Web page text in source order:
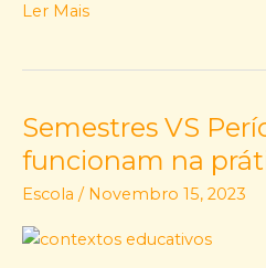
Ler Mais
Semestres VS
funcionam na
Escola / Novembro 15, 2023
Semestres
VS
Períodos…
como
funcionam